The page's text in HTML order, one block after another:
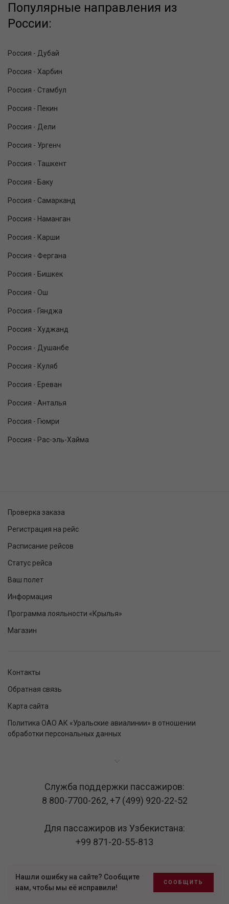
Популярные направления из
России:
Россия - Дубай
Россия - Харбин
Россия - Стамбул
Россия - Пекин
Россия - Дели
Россия - Ургенч
Россия - Ташкент
Россия - Баку
Россия - Самарканд
Россия - Наманган
Россия - Карши
Россия - Фергана
Россия - Бишкек
Россия - Ош
Россия - Гянджа
Россия - Худжанд
Россия - Душанбе
Россия - Куляб
Россия - Ереван
Россия - Анталья
Россия - Гюмри
Россия - Рас-эль-Хайма
Проверка заказа
Регистрация на рейс
Расписание рейсов
Статус рейса
Ваш полет
Информация
Программа лояльности «Крылья»
Магазин
Контакты
Обратная связь
Карта сайта
Политика ОАО АК «Уральские авиалинии» в отношении
обработки персональных данных
Служба поддержки пассажиров:
8 800-7700-262,+7 (499) 920-22-52
Для пассажиров из Узбекистана:
+99 871-20-55-813
Нашли ошибку на сайте? Сообщите
нам, чтобы мы её исправили!
СООБЩИТЬ